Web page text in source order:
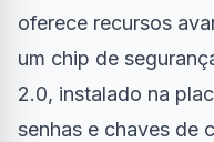
oferece recursos
um chip de
2.0, instalado na
senhas e chaves de